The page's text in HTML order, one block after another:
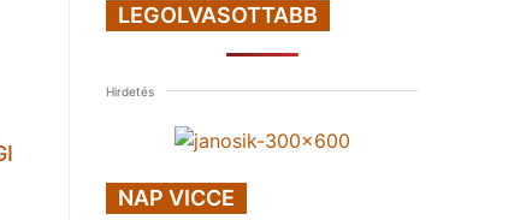
LEGOLVASOTTABB
Hirdetés
NAP VICCE